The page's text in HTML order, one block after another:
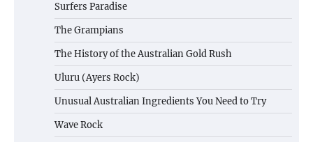
Surfers Paradise
The Grampians
The History of the Australian Gold Rush
Uluru (Ayers Rock)
Unusual Australian Ingredients You Need to Try
Wave Rock